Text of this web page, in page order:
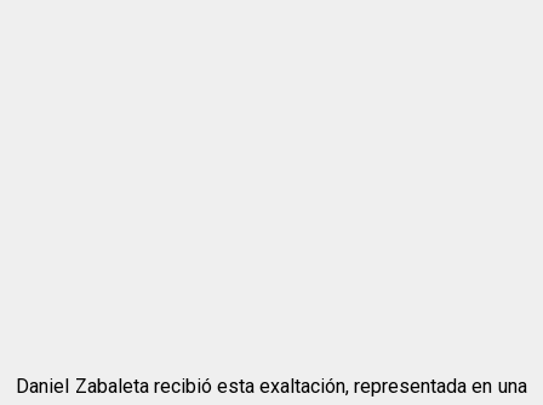
Daniel Zabaleta recibió esta exaltación, representada en una